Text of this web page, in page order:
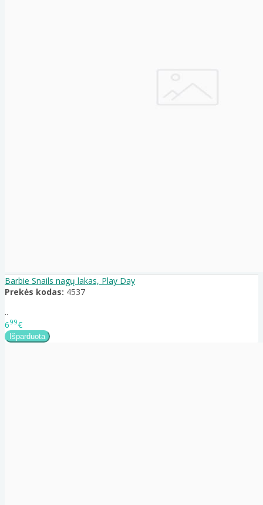
Barbie Snails nagų lakas, Play Day
Prekės kodas: 4537
..
699€